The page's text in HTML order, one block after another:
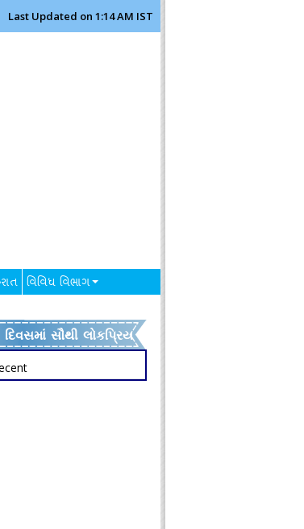
Last Updated on 1:14 AM IST
વિવિધ વિભાગ
સૌથી લોકપ્રિય